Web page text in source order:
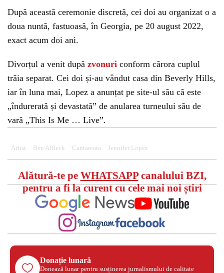
După această ceremonie discretă, cei doi au organizat o a
doua nuntă, fastuoasă, în Georgia, pe 20 august 2022,
exact acum doi ani.
Divorțul a venit după zvonuri conform cărora cuplul
trăia separat. Cei doi și-au vândut casa din Beverly Hills,
iar în luna mai, Lopez a anunțat pe site-ul său că este
„îndurerată și devastată” de anularea turneului său de
vară „This Is Me … Live”.
Artist Ben Affleck Cantareata Jennifer Lopez
Alătură-te pe WHATSAPPcanalului BZI,
pentru a fi la curent cu cele mai noi știri
Donație lunară
Donează lunar pentru susținerea jurnalismului de calitate